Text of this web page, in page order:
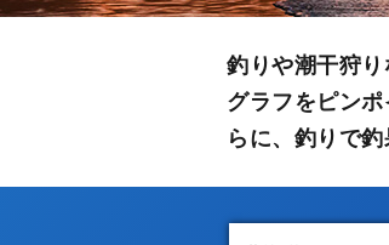
釣りや潮干狩
グラフをピン
らに、釣りで